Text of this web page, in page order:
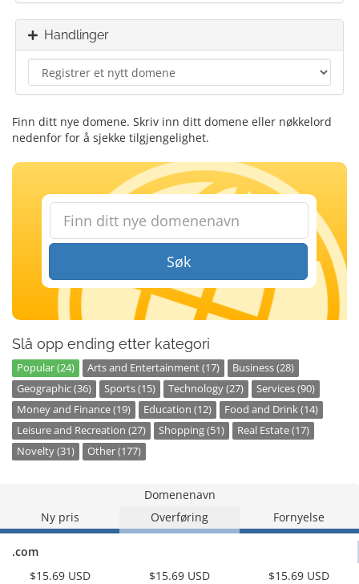
Handlinger
Finn ditt nye domene. Skriv inn ditt domene eller nøkkelord
nedenfor for å sjekke tilgjengelighet.
Søk
Slå opp ending etter kategori
Popular (24) Arts and Entertainment (17)
Business (28)
Geographic (36)
Sports (15) Technology (27)
Services (90)
Money and Finance (19)
Education (12)
Food and Drink (14)
Leisure and Recreation (27)
Shopping (51)
Real Estate (17)
Novelty (31)
Other (177)
Domenenavn
Ny pris
Overføring Fornyelse
.com
$15.69 USD
$15.69 USD $15.69 USD